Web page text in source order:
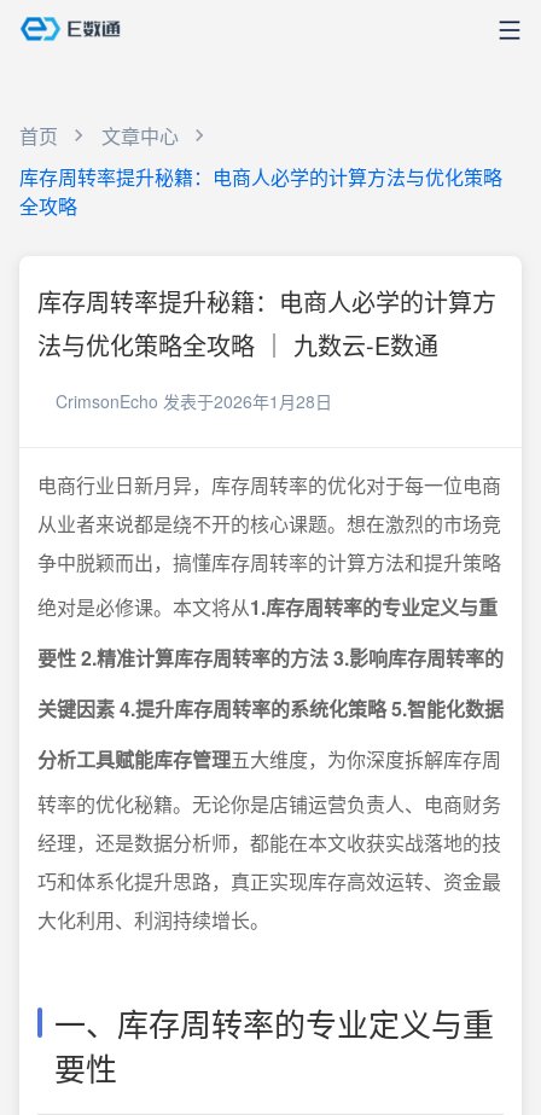
首页
文章中心
库存周转率提升秘籍：电商人必学的计算方法与优化策略
全攻略
库存周转率提升秘籍：电商人必学的计算方
法与优化策略全攻略 ｜ 九数云-E数通
CrimsonEcho 发表于2026年1月28日
电商行业日新月异，库存周转率的优化对于每一位电商
从业者来说都是绕不开的核心课题。想在激烈的市场竞
争中脱颖而出，搞懂库存周转率的计算方法和提升策略
绝对是必修课。本文将从1.库存周转率的专业定义与重
要性 2.精准计算库存周转率的方法 3.影响库存周转率的
关键因素 4.提升库存周转率的系统化策略 5.智能化数据
分析工具赋能库存管理五大维度，为你深度拆解库存周
转率的优化秘籍。无论你是店铺运营负责人、电商财务
经理，还是数据分析师，都能在本文收获实战落地的技
巧和体系化提升思路，真正实现库存高效运转、资金最
大化利用、利润持续增长。
一、库存周转率的专业定义与重
要性